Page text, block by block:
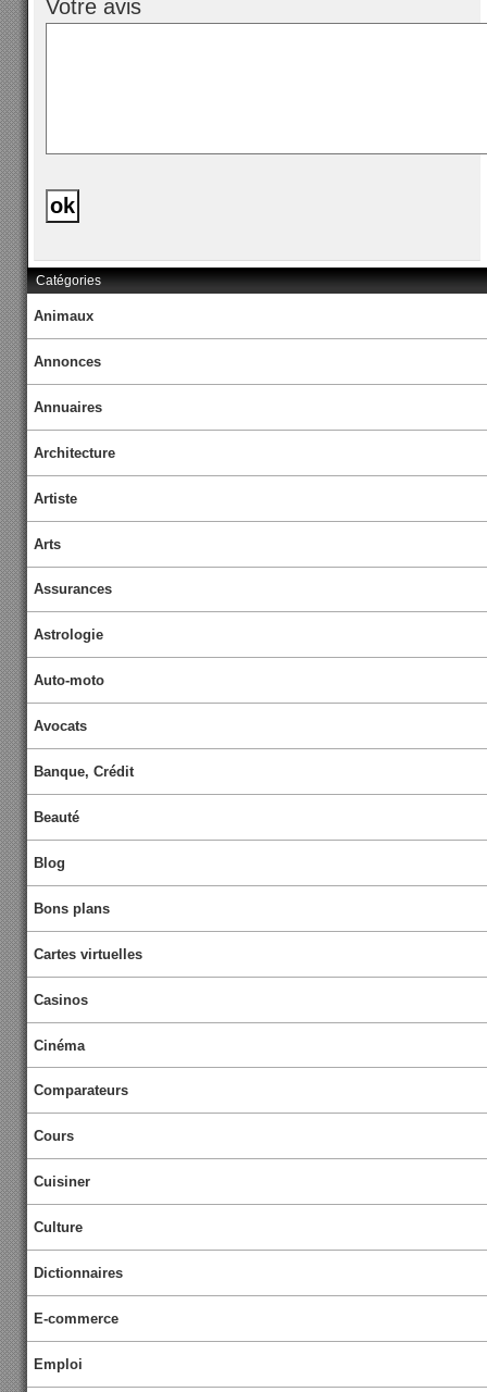
Votre avis
Catégories
Animaux
Annonces
Annuaires
Architecture
Artiste
Arts
Assurances
Astrologie
Auto-moto
Avocats
Banque, Crédit
Beauté
Blog
Bons plans
Cartes virtuelles
Casinos
Cinéma
Comparateurs
Cours
Cuisiner
Culture
Dictionnaires
E-commerce
Emploi